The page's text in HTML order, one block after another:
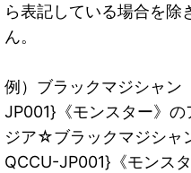
ら表記している場合を除
ん。
例）ブラックマジシャン
JP001}《モンスター》
ジア☆ブラックマジシャ
QCCU-JP001}《モンスタ